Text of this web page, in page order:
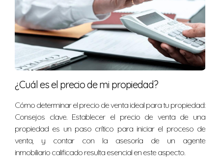
¿Cuál es el precio de mi propiedad?
Cómo determinar el precio de venta ideal para tu propiedad:
Consejos clave. Establecer el precio de venta de una
propiedad es un paso crítico para iniciar el proceso de
venta, y contar con la asesoría de un agente
inmobiliario calificado resulta esencial en este aspecto.